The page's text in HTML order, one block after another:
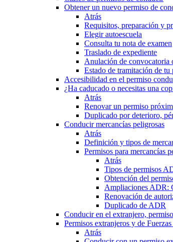
Obtener un nuevo permiso de
Atrás
Requisitos, preparación y
Elegir autoescuela
Consulta tu nota de examen
Traslado de expediente
Anulación de convocatoria
Estado de tramitación de tu
Accesibilidad en el permiso
¿Ha caducado o necesitas una
Atrás
Renovar un permiso
Duplicado por deterioro,
Conducir mercancías peligrosas
Atrás
Definición y tipos de
Permisos para mercancías
Atrás
Tipos de permisos
Obtención del
Ampliaciones ADR:
Renovación de
Duplicado de ADR
Conducir en el extranjero,
Permisos extranjeros y de
Atrás